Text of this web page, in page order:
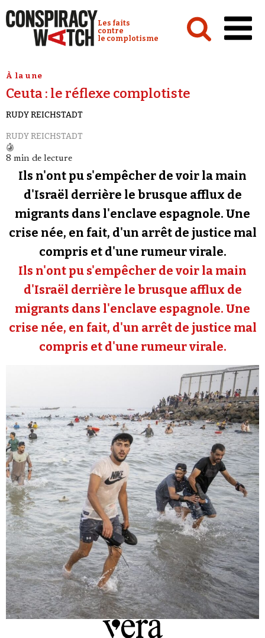
Conspiracy Watch :
Les faits
contre
le complotisme
Analyses
Conspipédia
Vidéos
Revues de presse
Newsletter
Faire un don
Demander à Vera
Se connecter
À la une
Ceuta : le réflexe complotiste
RUDY REICHSTADT
RUDY REICHSTADT
8 min de lecture
Ils n'ont pu s'empêcher de voir la main
d'Israël derrière le brusque afflux de
migrants dans l'enclave espagnole. Une
crise née, en fait, d'un arrêt de justice mal
compris et d'une rumeur virale.
Ils n'ont pu s'empêcher de voir la main
d'Israël derrière le brusque afflux de
migrants dans l'enclave espagnole. Une
crise née, en fait, d'un arrêt de justice mal
compris et d'une rumeur virale.